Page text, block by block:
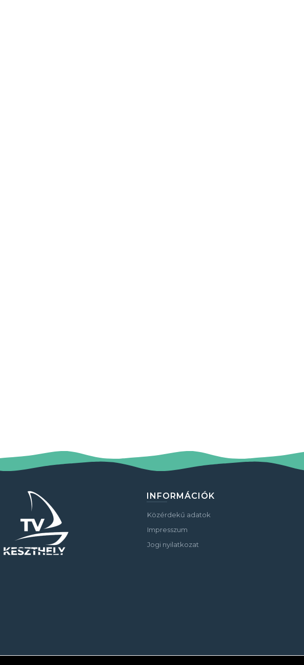
INFORMÁCIÓK
Közérdekű adatok
Impresszum
Jogi nyilatkozat